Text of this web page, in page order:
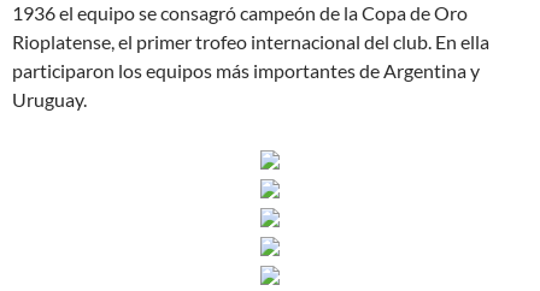
1936 el equipo se consagró campeón de la Copa de Oro
Rioplatense, el primer trofeo internacional del club. En ella
participaron los equipos más importantes de Argentina y
Uruguay.